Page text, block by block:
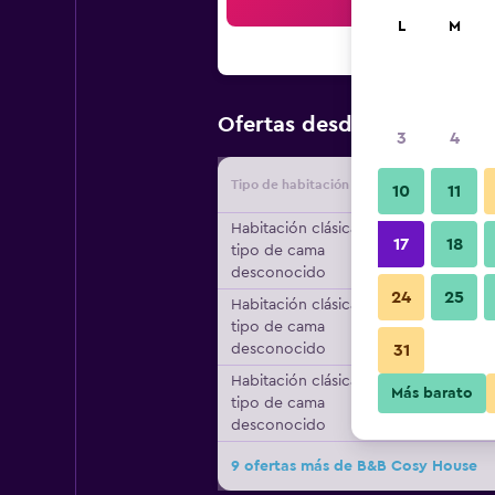
Ofertas desde Oferta
Tipo de habitación
Habitación clásica,
tipo de cama
desconocido
Habitación clásica,
tipo de cama
desconocido
Habitación clásica,
tipo de cama
desconocido
9 ofertas más de B&B Cosy House
L M
3 4
10 11
17 18
24 25
31
Más barato